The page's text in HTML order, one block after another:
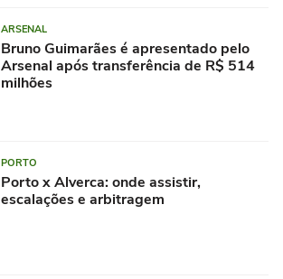
ARSENAL
Bruno Guimarães é apresentado pelo
Arsenal após transferência de R$ 514
milhões
PORTO
Porto x Alverca: onde assistir,
escalações e arbitragem